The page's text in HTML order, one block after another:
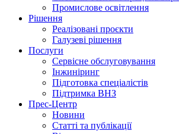
Промислове освітлення
Рішення
Реалізовані проєкти
Галузеві рішення
Послуги
Сервісне обслуговування
Інжиніринг
Підготовка спеціалістів
Підтримка ВНЗ
Прес-Центр
Новини
Статті та публікації